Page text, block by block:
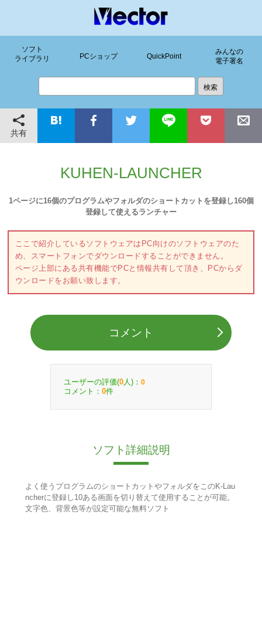
ソフト
ライブラリ
PCショップ QuickPoint
みんなの
電子署名
共有
KUHEN-LAUNCHER
1ページに16個のプログラムやフォルダのショートカットを登録し160個
登録して使えるランチャー
ここで紹介しているソフトウェアはPC向けのソフトウェアのた
め、スマートフォンでダウンロードすることができません。
ページ上部にある共有機能でPCと情報共有して頂き、PCからダ
ウンロードをお願い致します。
コメント
ユーザーの評価(0 人)： 0
コメント： 0件
ソフト詳細説明
よく使うプログラムのショートカットやフォルダをこのK-Lau
ncherに登録し10ある画面を切り替えて使用することが可能。
文字色、背景色等が設定可能な無料ソフト